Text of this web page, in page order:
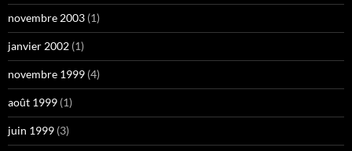
novembre 2003 (1)
janvier 2002 (1)
novembre 1999 (4)
août 1999 (1)
juin 1999 (3)